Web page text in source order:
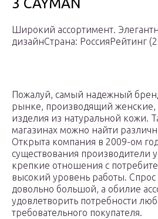
3 CAYMAN
Широкий ассортимент.
дизайнСтрана: РоссияРейтинг
Пожалуй, самый надежный
рынке, производящий
изделия из натуральной кожи.
магазинах можно найти
Открыта компания в 2009-ом
существования производители
крепкие отношения с
высокий уровень работы.
довольно большой, а обилие
удовлетворить потребности
требовательного покупателя.